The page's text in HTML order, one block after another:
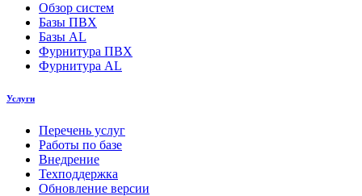
Обзор систем
Базы ПВХ
Базы AL
Фурнитура ПВХ
Фурнитура AL
Услуги
Перечень услуг
Работы по базе
Внедрение
Техподдержка
Обновление версии